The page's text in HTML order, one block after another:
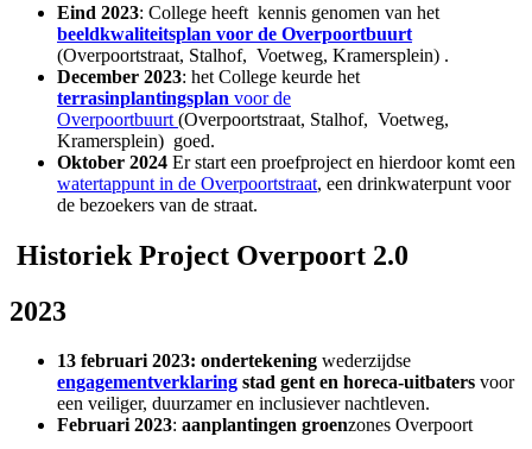
Eind 2023: College heeft kennis genomen van het
beeldkwaliteitsplan voor de Overpoortbuurt
(Overpoortstraat, Stalhof, Voetweg, Kramersplein) .
December 2023: het College keurde het
terrasinplantingsplan voor de
Overpoortbuurt (Overpoortstraat, Stalhof, Voetweg,
Kramersplein) goed.
Oktober 2024 Er start een proefproject en hierdoor komt een
watertappunt in de Overpoortstraat, een drinkwaterpunt voor
de bezoekers van de straat.
Historiek Project Overpoort 2.0
2023
13 februari 2023: ondertekening wederzijdse
engagementverklaring stad gent en horeca-uitbaters voor
een veiliger, duurzamer en inclusiever nachtleven.
Februari 2023: aanplantingen groenzones Overpoort